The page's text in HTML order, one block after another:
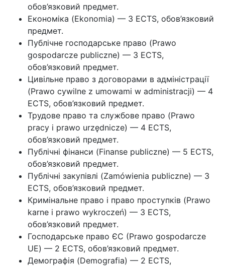
обов’язковий предмет.
Економіка (Ekonomia) — 3 ECTS, обов’язковий
предмет.
Публічне господарське право (Prawo
gospodarcze publiczne) — 3 ECTS,
обов’язковий предмет.
Цивільне право з договорами в адміністрації
(Prawo cywilne z umowami w administracji) — 4
ECTS, обов’язковий предмет.
Трудове право та службове право (Prawo
pracy i prawo urzędnicze) — 4 ECTS,
обов’язковий предмет.
Публічні фінанси (Finanse publiczne) — 5 ECTS,
обов’язковий предмет.
Публічні закупівлі (Zamówienia publiczne) — 3
ECTS, обов’язковий предмет.
Кримінальне право і право проступків (Prawo
karne i prawo wykroczeń) — 3 ECTS,
обов’язковий предмет.
Господарське право ЄС (Prawo gospodarcze
UE) — 2 ECTS, обов’язковий предмет.
Демографія (Demografia) — 2 ECTS,